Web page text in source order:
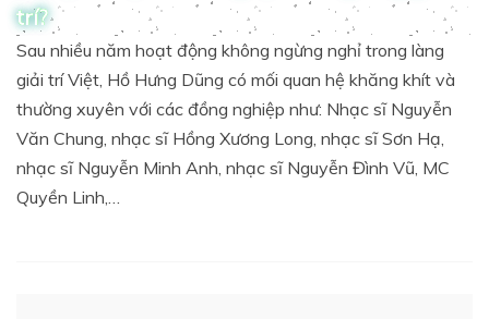
trí?
Sau nhiều năm hoạt động không ngừng nghỉ trong làng
giải trí Việt, Hồ Hưng Dũng có mối quan hệ khăng khít và
thường xuyên với các đồng nghiệp như: Nhạc sĩ Nguyễn
Văn Chung, nhạc sĩ Hồng Xương Long, nhạc sĩ Sơn Hạ,
nhạc sĩ Nguyễn Minh Anh, nhạc sĩ Nguyễn Đình Vũ, MC
Quyền Linh,…